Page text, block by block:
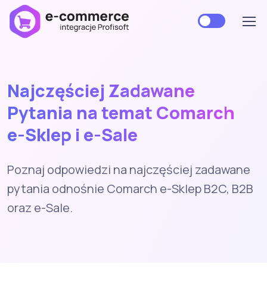
Najczęściej Zadawane
Pytania na temat Comarch
e-Sklep i e-Sale
Poznaj odpowiedzi na najczęściej zadawane
pytania odnośnie Comarch e-Sklep B2C, B2B
oraz e-Sale.